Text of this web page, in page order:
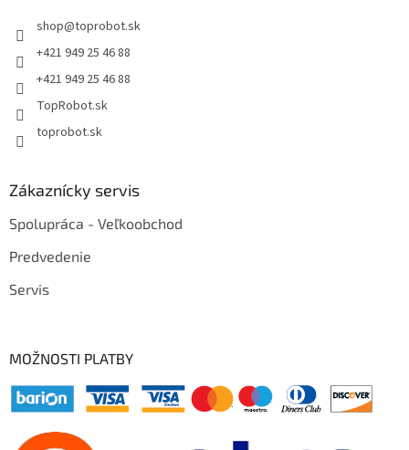
shop@toprobot.sk
+421 949 25 46 88
+421 949 25 46 88
TopRobot.sk
toprobot.sk
Zákaznícky servis
Spolupráca - Veľkoobchod
Predvedenie
Servis
MOŽNOSTI PLATBY